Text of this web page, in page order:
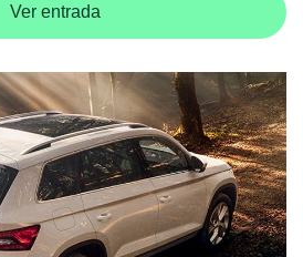
Ver entrada